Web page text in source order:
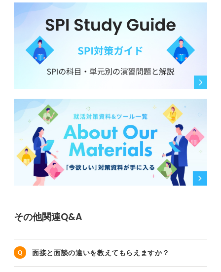
その他関連Q&A
面接と面談の違いを教えてもらえますか？